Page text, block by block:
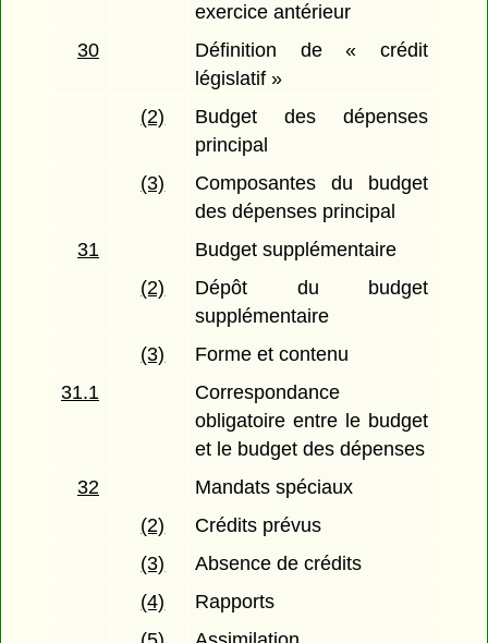
exercice antérieur
30
Définition de « crédit
législatif »
(2)
Budget des dépenses
principal
(3)
Composantes du budget
des dépenses principal
31
Budget supplémentaire
(2)
Dépôt du budget
supplémentaire
(3)
Forme et contenu
31.1
Correspondance
obligatoire entre le budget
et le budget des dépenses
32
Mandats spéciaux
(2)
Crédits prévus
(3)
Absence de crédits
(4)
Rapports